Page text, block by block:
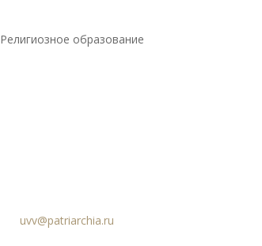
Религиозное образование
uvv@patriarchia.ru